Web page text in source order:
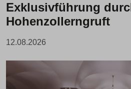
Exklusivführung
Hohenzollerngruft
12.08.2026